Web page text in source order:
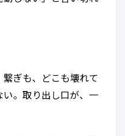
繋ぎも、どこも壊れて
。取り出し口が、一